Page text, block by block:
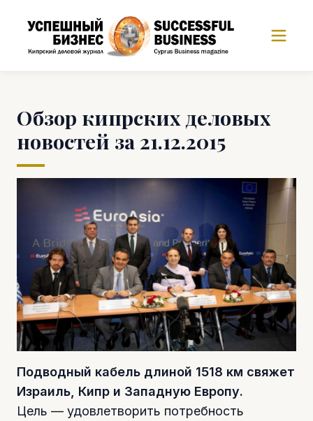
Обзор кипрских деловых
новостей за 21.12.2015
Подводный кабель длиной 1518 км свяжет
Израиль, Кипр и Западную Европу.
Цель — удовлетворить потребность